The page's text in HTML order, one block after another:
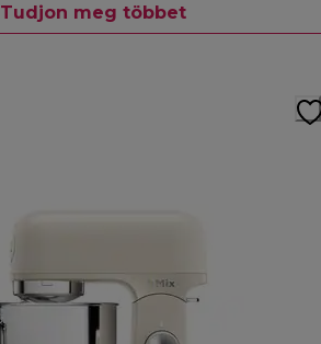
Tudjon meg többet